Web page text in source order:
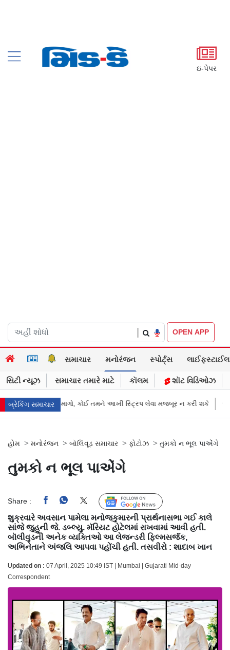
ઇ-પેપર
OPEN APP
સમાચાર મનોરંજન સ્પોર્ટ્સ લાઈફસ્ટાઈલ
સિટી ન્યૂઝ સમાચાર તમારે માટે કૉલમ શૉટ વિડિઓઝ
બ્રેકિંગ સમાચાર
મજબૂર ન કરી શકે જાહેરખબરોથી લોકોને મિસગાઇડ કરનારી
હોમ > મનોરંજન > બૉલિવૂડ સમાચાર > ફોટોઝ > તુમકો ન ભૂલ પાએંગે
તુમકો ન ભૂલ પાએંગે
Share : Follow Us
શુક્રવારે અવસાન પામેલા મનોજકુમારની પ્રાર્થનાસભા ગઈ કાલે
સાંજે જુહુની જે. ડબ્લ્યુ. મૅરિયટ હોટેલમાં રાખવામાં આવી હતી.
બૉલીવુડની અનેક વ્યક્તિઓ આ લેજન્ડરી ફિલ્મસર્જક,
અભિનેતાને અંજલિ આપવા પહોંચી હતી. તસવીરો : શાદાબ ખાન
Updated on : 07 April, 2025 10:49 IST | Mumbai | Gujarati Mid-day
Correspondent